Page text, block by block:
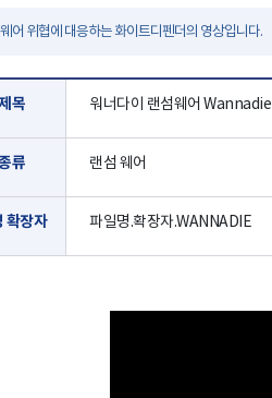
어 위협에 대응하는 화이트디펜더의 영상입니다.
목 워너다이 랜섬웨어 Wannadie
류 랜섬 웨어
확장자 파일명.확장자.WANNADIE